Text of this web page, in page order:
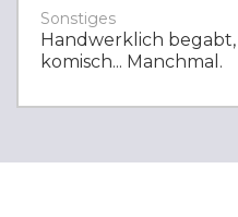
Sonstiges
Handwerklich
komisch... Manchmal.